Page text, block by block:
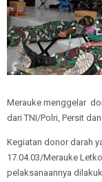
Merauke menggelar
dari TNI/Polri, Persit
Kegiatan donor darah
17.04.03/Merauke
pelaksanaannya